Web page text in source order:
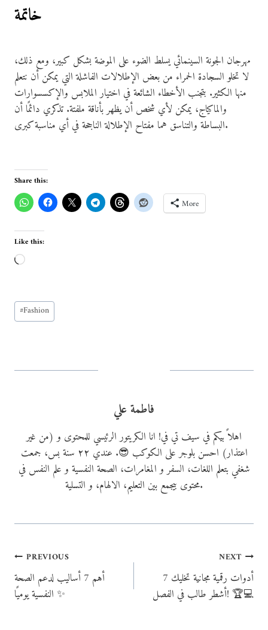
خاتمة
مهرجان الجونة السينمائي يسلط الضوء على الموضة بشكل كبير، ومع ذلك،
لا تخلو السجادة الحمراء من بعض الإطلالات الفاشلة التي يمكن أن نتعلم
منها الكثير. بتجنب الأخطاء الشائعة في اختيار الملابس والإكسسوارات
والماكياج، يمكن لأي شخص أن يظهر بأناقة ملفتة. تذكري دائمًا أن
البساطة والتناسق هما مفتاح الإطلالة الناجحة في أي مناسبة كبرى.
Share this:
More
Like this:
L
d
i
…
Post
Tags:
#Fashion
فاطمة علي
اهلاً بيكم في سيف تي في! انا الكريتور الرئيسي للمحتوى و (من غير
اعتذار) احسن بلوجر على الكوكب 😎. عندي ٢٢ سنة بس، جمعت
شغفي بتعلم اللغات، السفر و المغامرات، الصحة النفسية و علم النفس في
محتوى بيجمع بين التعليم، الالهام، و التسلية.
Post
navigation
PREVIOUS
أهم 7 أساليب لدعم الصحة
النفسية يوميًا ✨
NEXT
7 أدوات رقمية مجانية تخليك
أشطر طالب في الفصل! 🏆💻